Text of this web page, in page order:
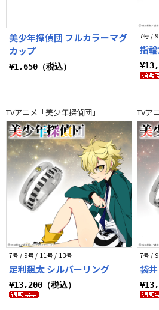
美少年探偵団 フルカラーマグ
カップ
¥1,650（税込）
7号 /
指
TVアニメ「美少年探偵団」
7号 / 9号 / 11号 / 13号
足利飆太 シルバーリング
¥13,200（税込）
TVア
7号 /
袋